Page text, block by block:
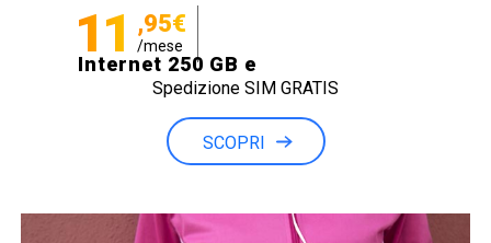
11 ,95€
/mese
Internet 250 GB e
Minuti illimitati
Spedizione SIM GRATIS
SCOPRI